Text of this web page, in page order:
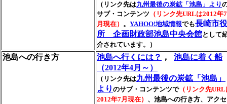
（リンク先は九州最後の炭鉱「池島」より
サブ・コンテンツ （リンク先URLは2012年7
月現在） 。 YAHOO!地域情報でも長崎市役
所 企画財政部池島中央会館として
介されています。）
池島への行き方 池島へ行くには？ ， 池島に着く船
（2012年4月～）
（リンク先は九州最後の炭鉱「池島」
より のサブ・コンテンツで（リンク先URL
2012年7月現在） 、池島への行き方、アクセ